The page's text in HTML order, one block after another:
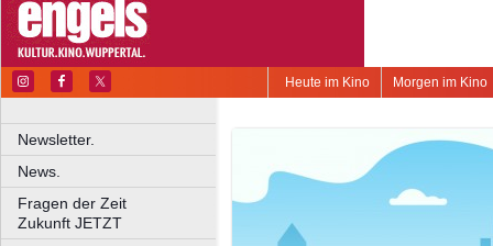
Morgen im Kino
Heute im Kino
Newsletter.
News.
Fragen der Zeit
Zukunft JETZT